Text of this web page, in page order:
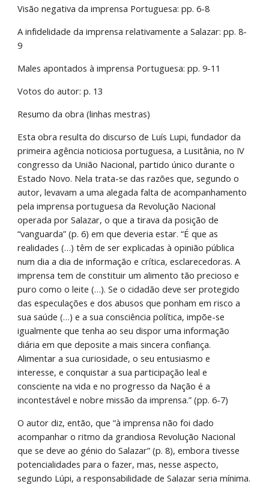
Visão negativa da imprensa Portuguesa: pp. 6-8
A infidelidade da imprensa relativamente a Salazar: pp. 8-
9
Males apontados à imprensa Portuguesa: pp. 9-11
Votos do autor: p. 13
Resumo da obra (linhas mestras)
Esta obra resulta do discurso de Luís Lupi, fundador da
primeira agência noticiosa portuguesa, a Lusitânia, no IV
congresso da União Nacional, partido único durante o
Estado Novo. Nela trata-se das razões que, segundo o
autor, levavam a uma alegada falta de acompanhamento
pela imprensa portuguesa da Revolução Nacional
operada por Salazar, o que a tirava da posição de
“vanguarda” (p. 6) em que deveria estar. “É que as
realidades (…) têm de ser explicadas à opinião pública
num dia a dia de informação e crítica, esclarecedoras. A
imprensa tem de constituir um alimento tão precioso e
puro como o leite (…). Se o cidadão deve ser protegido
das especulações e dos abusos que ponham em risco a
sua saúde (…) e a sua consciência política, impõe-se
igualmente que tenha ao seu dispor uma informação
diária em que deposite a mais sincera confiança.
Alimentar a sua curiosidade, o seu entusiasmo e
interesse, e conquistar a sua participação leal e
consciente na vida e no progresso da Nação é a
incontestável e nobre missão da imprensa.” (pp. 6-7)
O autor diz, então, que “à imprensa não foi dado
acompanhar o ritmo da grandiosa Revolução Nacional
que se deve ao génio do Salazar” (p. 8), embora tivesse
potencialidades para o fazer, mas, nesse aspecto,
segundo Lúpi, a responsabilidade de Salazar seria mínima.